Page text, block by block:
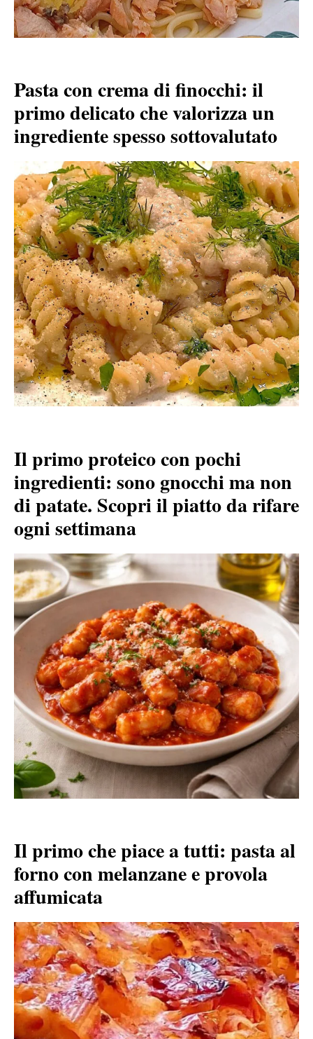
Pasta con crema di finocchi: il
primo delicato che valorizza un
ingrediente spesso sottovalutato
Il primo proteico con pochi
ingredienti: sono gnocchi ma non
di patate. Scopri il piatto da rifare
ogni settimana
Il primo che piace a tutti: pasta al
forno con melanzane e provola
affumicata